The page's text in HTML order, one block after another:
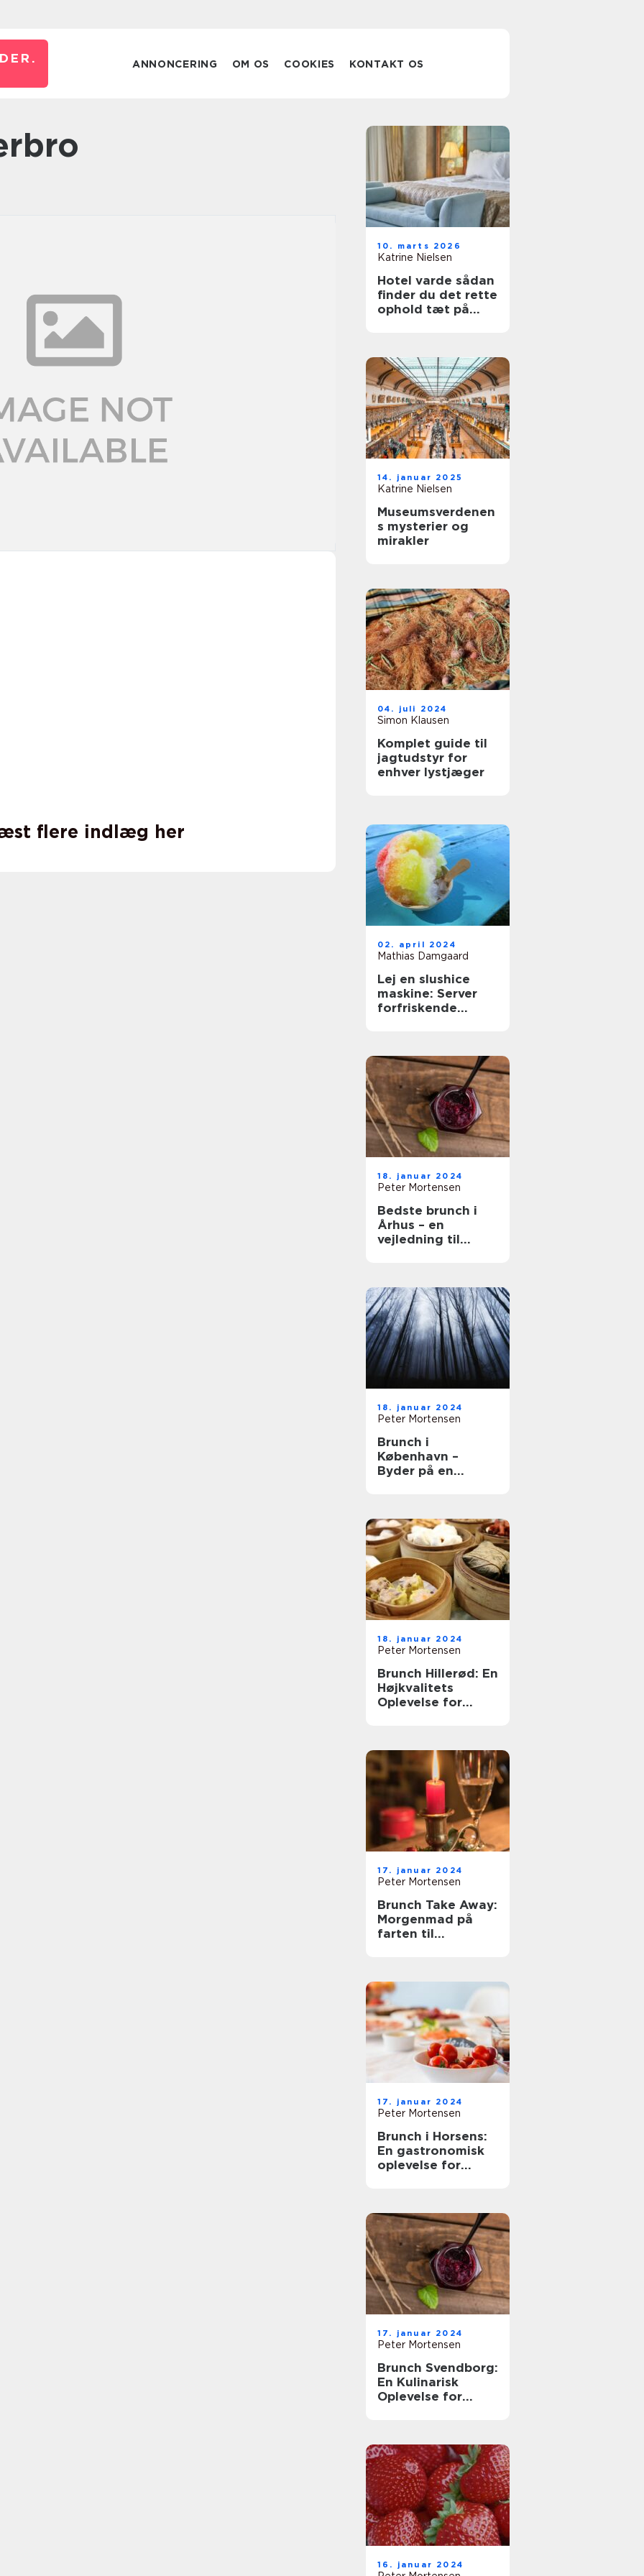
ANNONCERING OM OS COOKIES KONTAKT OS
flere indlæg her
10. marts 2026
Katrine Nielsen
Hotel varde sådan
finder du det rette
ophold tæt på
14. januar 2025
Katrine Nielsen
Museumsverdenen
s mysterier og
mirakler
04. juli 2024
Simon Klausen
Komplet guide til
jagtudstyr for
enhver lystjæger
02. april 2024
Mathias Damgaard
Lej en slushice
maskine: Server
forfriskende
18. januar 2024
Peter Mortensen
Bedste brunch i
Århus – en
vejledning til
18. januar 2024
Peter Mortensen
Brunch i
København –
Byder på en
18. januar 2024
Peter Mortensen
Brunch Hillerød: En
Højkvalitets
Oplevelse for
17. januar 2024
Peter Mortensen
Brunch Take Away:
Morgenmad på
farten til
17. januar 2024
Peter Mortensen
Brunch i Horsens:
En gastronomisk
oplevelse for
17. januar 2024
Peter Mortensen
Brunch Svendborg:
En Kulinarisk
Oplevelse for
16. januar 2024